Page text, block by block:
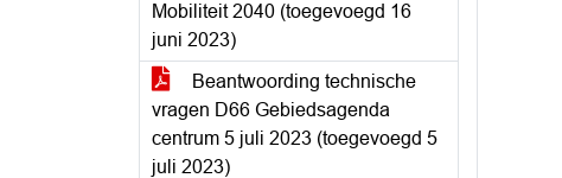
Mobiliteit 2040 (toegevoegd 16
juni 2023)
Beantwoording technische
vragen D66 Gebiedsagenda
centrum 5 juli 2023 (toegevoegd 5
juli 2023)